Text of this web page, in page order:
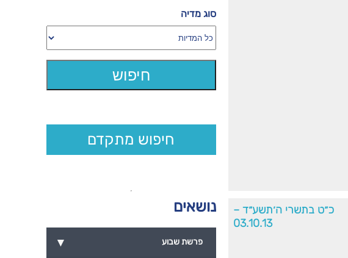
כ״ט בתשרי ה׳תשע״ד –
03.10.13
סוג מדיה
חיפוש מתקדם
נושאים
▾ פרשת שבוע